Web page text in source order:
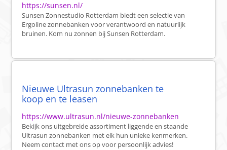
https://sunsen.nl/
Sunsen Zonnestudio Rotterdam biedt een selectie van
Ergoline zonnebanken voor verantwoord en natuurlijk
bruinen. Kom nu zonnen bij Sunsen Rotterdam.
Nieuwe Ultrasun zonnebanken te
koop en te leasen
https://www.ultrasun.nl/nieuwe-zonnebanken
Bekijk ons uitgebreide assortiment liggende en staande
Ultrasun zonnebanken met elk hun unieke kenmerken.
Neem contact met ons op voor persoonlijk advies!